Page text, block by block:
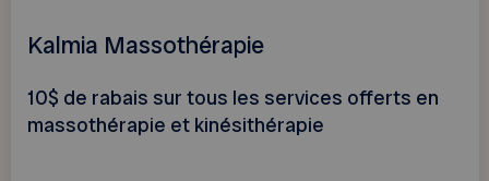
Kalmia Massothérapie
10$ de rabais sur tous les services offerts en
massothérapie et kinésithérapie